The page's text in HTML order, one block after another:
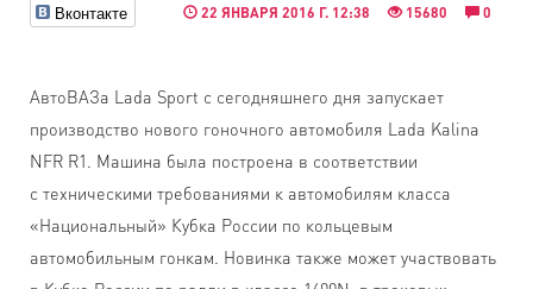
Вконтакте 22 ЯНВАРЯ 2016 Г. 12:38 15680 0
АвтоВАЗа Lada Sport с сегодняшнего дня запускает
производство нового гоночного автомобиля Lada Kalina
NFR R1. Машина была построена в соответствии
с техническими требованиями к автомобилям класса
«Национальный» Кубка России по кольцевым
автомобильным гонкам. Новинка также может участвовать